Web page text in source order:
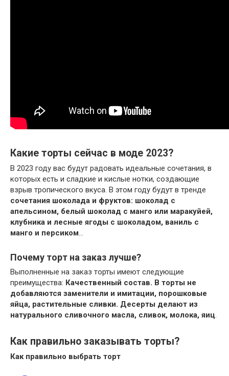
Какие торты сейчас в моде 2023?
В 2023 году вас будут радовать идеальные сочетания, в
которых есть и сладкие и кислые нотки, создающие
взрыв тропического вкуса. В этом году будут в тренде
сочетания шоколада и фруктов: шоколад с
апельсином, белый шоколад с манго или маракуйей,
клубника и лесные ягоды с шоколадом, ваниль с
манго и персиком…
Почему торт на заказ лучше?
Выполненные на заказ торты имеют следующие
преимущества: Качественный состав. В торты не
добавляются заменители и имитации, порошковые
яйца, растительные сливки. Десерты делают из
натурального сливочного масла, сливок, молока, яиц.
Как правильно заказывать торты?
Как правильно выбрать торт